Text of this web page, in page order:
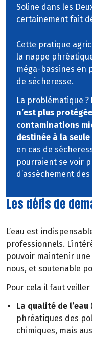
Soline dans les
certainement fait
Cette pratique
la nappe
méga-bassines en
de sécheresse.
La problématique ?
n’est plus
contaminations
destinée à la
en cas de
pourraient se voir
d’assèchement
Les défis de
L’eau est
professionnels.
pouvoir maintenir
nous, et soutenable
Pour cela il faut
La qualité de l’eau
phréatiques des
chimiques, mais